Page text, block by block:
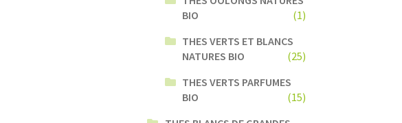
BIO
(1)
THES VERTS ET BLANCS
NATURES BIO
(25)
THES VERTS PARFUMES
BIO
(15)